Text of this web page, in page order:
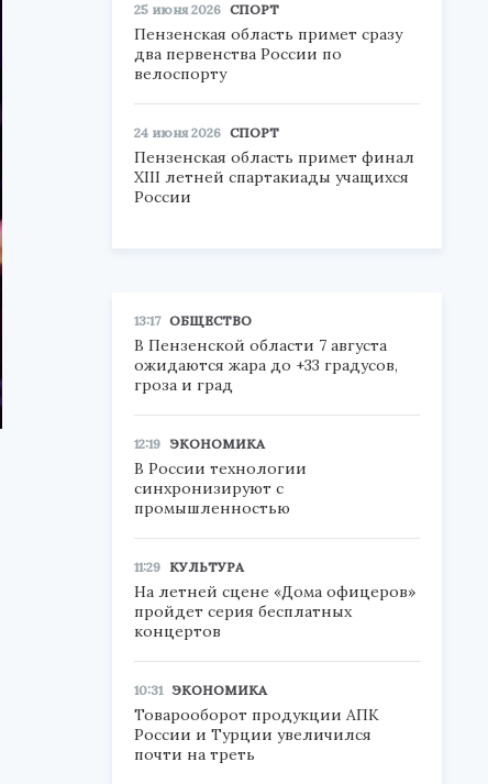
25 июня 2026 СПОРТ
Пензенская область примет сразу
два первенства России по
велоспорту
24 июня 2026 СПОРТ
Пензенская область примет финал
XIII летней спартакиады учащихся
России
13:17 ОБЩЕСТВО
В Пензенской области 7 августа
ожидаются жара до +33 градусов,
гроза и град
12:19 ЭКОНОМИКА
В России технологии
синхронизируют с
промышленностью
11:29 КУЛЬТУРА
На летней сцене «Дома офицеров»
пройдет серия бесплатных
концертов
10:31 ЭКОНОМИКА
Товарооборот продукции АПК
России и Турции увеличился
почти на треть